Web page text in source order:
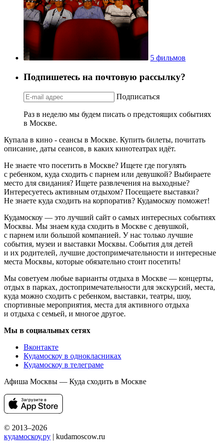
5 фильмов
Подпишетесь на почтовую рассылку?
Подписаться
Раз в неделю мы будем писать о предстоящих событиях
в Москве.
Купала в кино - сеансы в Москве. Купить билеты, почитать
описание, даты сеансов, в каких кинотеатрах идёт.
Не знаете что посетить в Москве? Ищете где погулять
с ребенком, куда сходить с парнем или девушкой? Выбираете
место для свидания? Ищете развлечения на выходные?
Интересуетесь активным отдыхом? Посещаете выставки?
Не знаете куда сходить на корпоратив? Кудамоскоу поможет!
Кудамоскоу — это лучший сайт о самых интересных событиях
Москвы. Мы знаем куда сходить в Москве с девушкой,
с парнем или большой компанией. У нас только лучшие
события, музеи и выставки Москвы. События для детей
и их родителей, лучшие достопримечательности и интересные
места Москвы, которые обязательно стоит посетить!
Мы советуем любые варианты отдыха в Москве — концерты,
отдых в парках, достопримечательности для экскурсий, места,
куда можно сходить с ребенком, выставки, театры, шоу,
спортивные мероприятия, места для активного отдыха
и отдыха с семьей, и многое другое.
Мы в социальных сетях
Вконтакте
Кудамоскоу в однокласниках
Кудамоскоу в телеграме
Афиша Москвы — Куда сходить в Москве
© 2013–2026
кудамоскоу.ру | kudamoscow.ru